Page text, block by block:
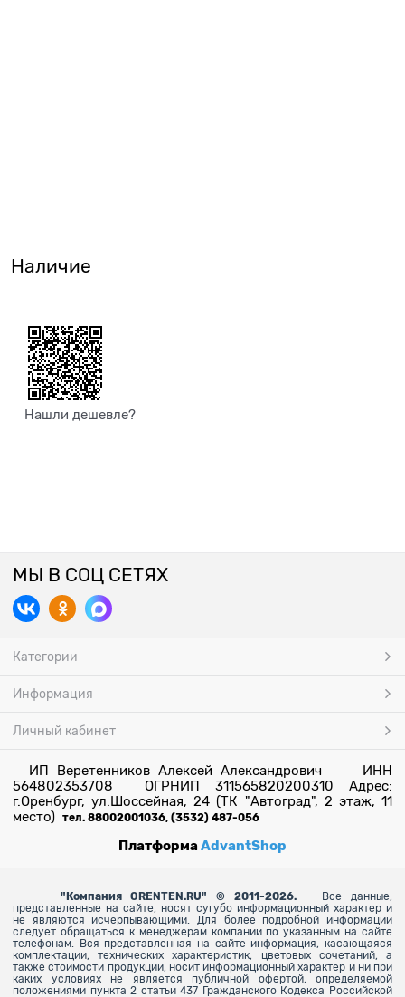
Наличие
Нашли дешевле?
МЫ В СОЦ СЕТЯХ
Категории
Информация
Личный кабинет
ИП Веретенников Алексей Александрович ИНН
564802353708 ОГРНИП 311565820200310 Адрес:
г.Оренбург, ул.Шоссейная, 24 (ТК "Автоград", 2 этаж, 11
место) тел. 88002001036, (3532) 487-056
ПлатформаAdvantShop
" Компания ORENTEN.RU" © 2011-2026.
Все данные,
представленные на сайте, носят сугубо информационный характер и
не являются исчерпывающими. Для более подробной информации
следует обращаться к менеджерам компании по указанным на сайте
телефонам. Вся представленная на сайте информация, касающаяся
комплектации, технических характеристик, цветовых сочетаний, а
также стоимости продукции, носит информационный характер и ни при
каких условиях не является публичной офертой, определяемой
положениями пункта 2 статьи 437 Гражданского Кодекса Российской